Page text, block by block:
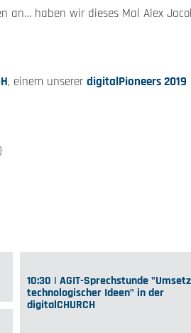
an… haben wir dieses Mal Alex
, einem unserer digitalPioneers 2019
10:30 | AGIT-Sprechstunde
technologischer Ideen" in der
digitalCHURCH